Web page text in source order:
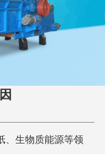
生物质能源等领